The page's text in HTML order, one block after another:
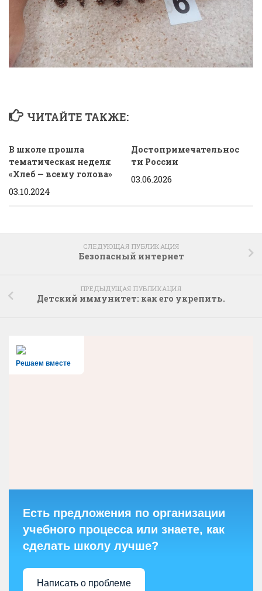
ЧИТАЙТЕ ТАКЖЕ:
В школе прошла
тематическая неделя
«Хлеб — всему голова»
03.10.2024
Достопримечательнос
ти России
03.06.2026
СЛЕДУЮЩАЯ ПУБЛИКАЦИЯ
Безопасный интернет
ПРЕДЫДУЩАЯ ПУБЛИКАЦИЯ
Детский иммунитет: как его укрепить.
Решаем вместе
Есть предложения по организации
учебного процесса или знаете, как
сделать школу лучше?
Написать о проблеме